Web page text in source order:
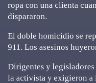
ropa con una clienta
dispararon.
El doble homicidio se
911. Los asesinos
Dirigentes y
la activista y exigieron a